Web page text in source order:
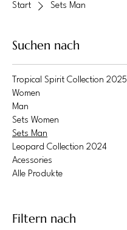
Start Sets Man
Suchen nach
Tropical Spirit Collection 2025
Women
Man
Sets Women
Sets Man
Leopard Collection 2024
Acessories
Alle Produkte
Filtern nach